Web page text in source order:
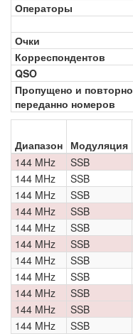
Операторы
Очки
Корреспондентов
QSO
Пропущено и повторно
переданно номеров
Диапазон Модуляция
144 MHz
SSB
144 MHz
SSB
144 MHz
SSB
144 MHz
SSB
144 MHz
SSB
144 MHz
SSB
144 MHz
SSB
144 MHz
SSB
144 MHz
SSB
144 MHz
SSB
144 MHz
SSB